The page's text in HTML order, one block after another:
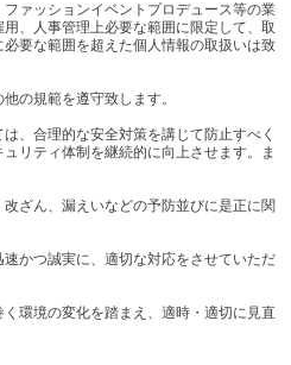
ァッションイベントプロデュース等の業
、人事管理上必要な範囲に限定して、取
要な範囲を超えた個人情報の取扱いは致
の規範を遵守致します。
、合理的な安全対策を講じて防止すべく
リティ体制を継続的に向上させます。ま
ざん、漏えいなどの予防並びに是正に関
かつ誠実に、適切な対応をさせていただ
環境の変化を踏まえ、適時・適切に見直